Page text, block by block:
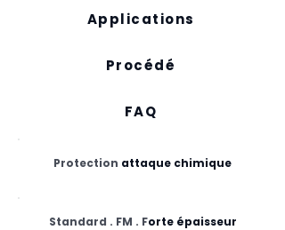
Applications
Procédé
FAQ
Protection attaque chimique
Standard . FM . Forte épaisseur